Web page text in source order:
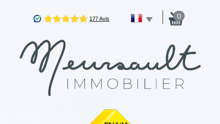
0